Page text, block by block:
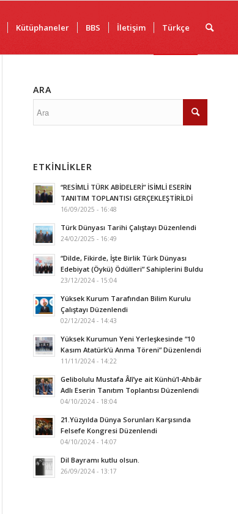
Kütüphaneler BBS İletişim Türkçe
ARA
ETKINLIKLER
“RESİMLİ TÜRK ABİDELERİ” İSİMLİ ESERİN
TANITIM TOPLANTISI GERÇEKLEŞTİRİLDİ
16/09/2025 - 16:48
Türk Dünyası Tarihi Çalıştayı Düzenlendi
24/02/2025 - 16:49
“Dilde, Fikirde, İşte Birlik Türk Dünyası
Edebiyat (Öykü) Ödülleri” Sahiplerini Buldu
23/12/2024 - 15:04
Yüksek Kurum Tarafından Bilim Kurulu
Çalıştayı Düzenlendi
02/12/2024 - 14:43
Yüksek Kurumun Yeni Yerleşkesinde “10
Kasım Atatürk’ü Anma Töreni” Düzenlendi
11/11/2024 - 14:22
Gelibolulu Mustafa Âlî’ye ait Künhü’l-Ahbâr
Adlı Eserin Tanıtım Toplantısı Düzenlendi
04/10/2024 - 18:04
21.Yüzyılda Dünya Sorunları Karşısında
Felsefe Kongresi Düzenlendi
04/10/2024 - 14:07
Dil Bayramı kutlu olsun.
26/09/2024 - 13:17